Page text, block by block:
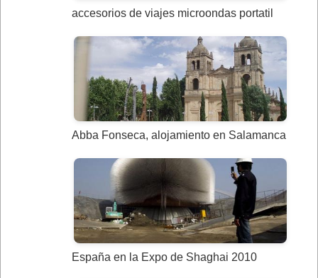
accesorios de viajes microondas portatil
Abba Fonseca, alojamiento en Salamanca
España en la Expo de Shaghai 2010